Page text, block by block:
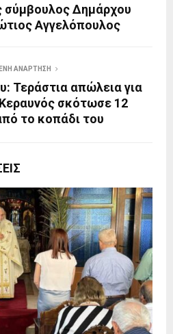
σύμβουλος Δημάρχου
Αγγελόπουλος
ΑΝΆΡΤΗΣΗ
Τεράστια απώλεια για
σκότωσε 12
το κοπάδι του